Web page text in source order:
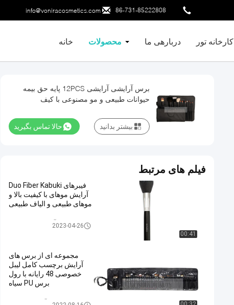
info@voniracosmetics.com 86-731-85222808
خانه محصولات دربارهی ما کارخانه تور
برس آرایشی آرایشی 12PCS پایه حق بیمه
حیوانات طبیعی و مو مصنوعی با کیف
حالا تماس بگیرید بیشتر بدانید
فیلم های مرتبط
00:41
فیبرهای Duo Fiber Kabuki
آرایش موهای با کیفیت بالا و
موهای طبیعی و الیاف طبیعی
برس های آرایش با کیفیت بالا
2023-04-26
مجموعه ای از برس های
آرایش برچسب کامل لیبل
خصوصی 48 رایانه با رول
برس PU سیاه
مجموعه برس آرایش حرفه ای